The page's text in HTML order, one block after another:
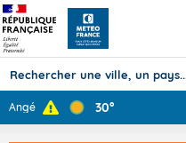
Angé 30°